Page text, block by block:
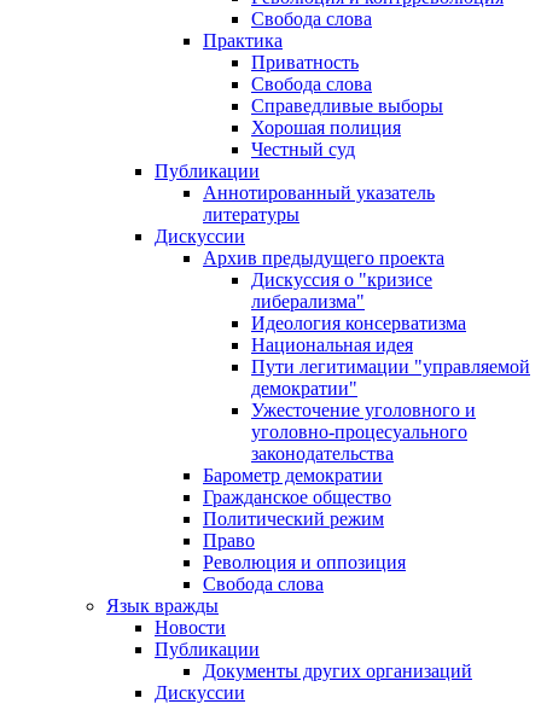
Свобода слова
Практика
Приватность
Свобода слова
Справедливые выборы
Хорошая полиция
Честный суд
Публикации
Аннотированный указатель
литературы
Дискуссии
Архив предыдущего проекта
Дискуссия о "кризисе
либерализма"
Идеология консерватизма
Национальная идея
Пути легитимации "управляемой
демократии"
Ужесточение уголовного и
уголовно-процесуального
законодательства
Барометр демократии
Гражданское общество
Политический режим
Право
Революция и оппозиция
Свобода слова
Язык вражды
Новости
Публикации
Документы других организаций
Дискуссии